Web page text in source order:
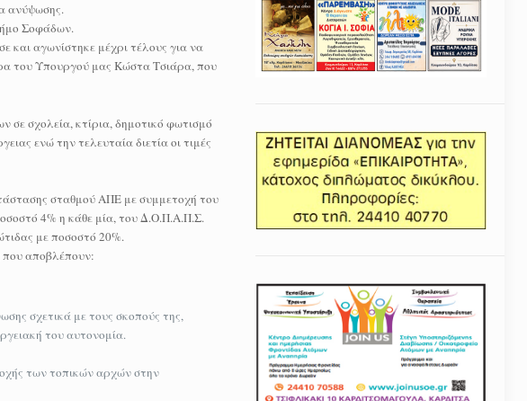
ανύψωσης.
Σοφάδων.
και αγωνίστηκε μέχρι τέλους για να
του Υπουργού μας Κώστα Τσιάρα, που
σχολεία, κτίρια, δημοτικό φωτισμό
ενώ την τελευταία διετία οι τιμές
σταθμού ΑΠΕ με συμμετοχή του
4% η κάθε μία, του Δ.Ο.Π.Α.Π.Σ.
με ποσοστό 20%.
που αποβλέπουν:
σχετικά με τους σκοπούς της,
του αυτονομία.
των τοπικών αρχών στην